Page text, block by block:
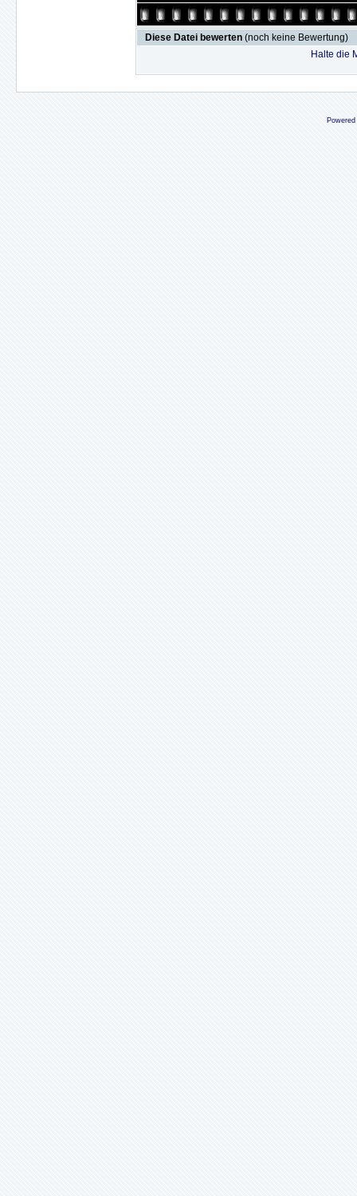
Diese Datei bewerten (noch keine Bewertung)
Halte die